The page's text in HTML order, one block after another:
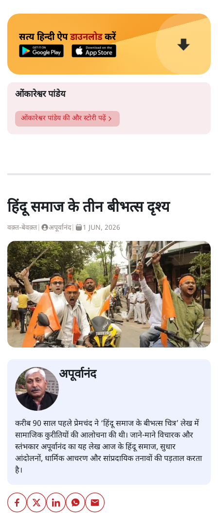
सत्य हिन्दी ऐपडाउनलोडकरें
ओंकारेश्वर पांडेय
ओंकारेश्वर पांडेयकी और स्टोरी पढ़ें
हिंदू समाज के तीन बीभत्स दृश्य
वक़्त-बेवक़्त अपूर्वानंद| 1 JUN, 2026
अपूर्वानंद
करीब 90 साल पहले प्रेमचंद ने ‘हिंदू समाज के बीभत्स चित्र’ लेख में
सामाजिक कुरीतियों की आलोचना की थी। जाने-माने विचारक और
स्तंभकार अपूर्वानंद का यह लेख आज के हिंदू समाज, सुधार
आंदोलनों, धार्मिक आचरण और सांप्रदायिक तनावों की पड़ताल करता
है।